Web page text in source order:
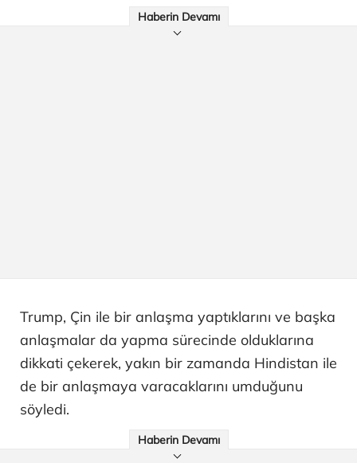
Haberin Devamı
Trump, Çin ile bir anlaşma yaptıklarını ve başka
anlaşmalar da yapma sürecinde olduklarına
dikkati çekerek, yakın bir zamanda Hindistan ile
de bir anlaşmaya varacaklarını umduğunu
söyledi.
Haberin Devamı